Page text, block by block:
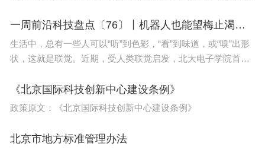
其次就是Bristol的Officehour资源紧张，一些热门学
多，老师少，预约officehour可能排到一两周后。你
真有点事情要问，反馈极慢，邮件答复简短甚至不
个问题，老师就回答一个，还含糊其辞。这样的情况
府工作报告，内容丰富务实，处处蕴含着发展信心，让来 一周前沿科技盘点〔76〕丨机器人也能望梅止渴？他们首次提出“机器联觉”；让光速减慢1万多倍，这块芯片什么来头？
生活中，总有一些人可以“听”到色彩，“看”到味道，或“嗅”出形
状，这就是联觉。近期，受人类联觉启发，北大电子学院首次
——机器联觉。光速是宇宙中最快的速度，为了减
《北京国际科技创新中心建设条例》
政策原文：《北京国际科技创新中心建设条例》
北京市地方标准管理办法